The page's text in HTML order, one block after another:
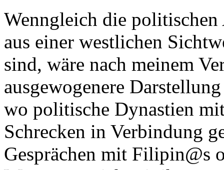
Wenngleich die
aus einer westlichen
sind, wäre nach meinem
ausgewogenere
wo politische Dynastien
Schrecken in Verbindung
Gesprächen mit Filipin@s